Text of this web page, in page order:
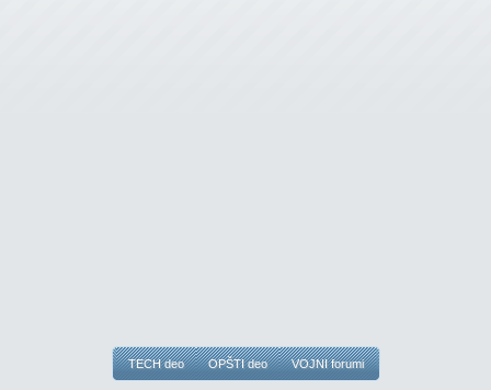
TECH deo OPŠTI deo VOJNI forumi